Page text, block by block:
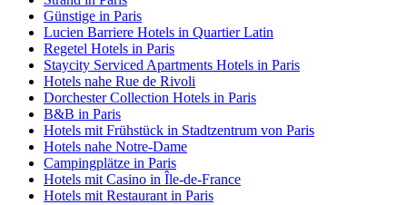
Günstige in Paris
Lucien Barriere Hotels in Quartier Latin
Regetel Hotels in Paris
Staycity Serviced Apartments Hotels in Paris
Hotels nahe Rue de Rivoli
Dorchester Collection Hotels in Paris
B&B in Paris
Hotels mit Frühstück in Stadtzentrum von Paris
Hotels nahe Notre-Dame
Campingplätze in Paris
Hotels mit Casino in Île-de-France
Hotels mit Restaurant in Paris